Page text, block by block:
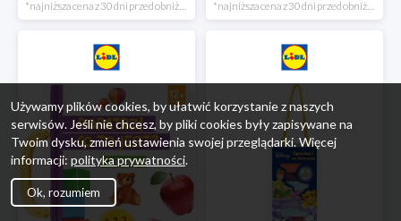
Używamy plików cookies, by ułatwić korzystanie z naszych
serwisów. Jeśli nie chcesz, by pliki cookies były zapisywane na
Twoim dysku, zmień ustawienia swojej przeglądarki. Więcej
informacji: polityka prywatności.
Ok, rozumiem